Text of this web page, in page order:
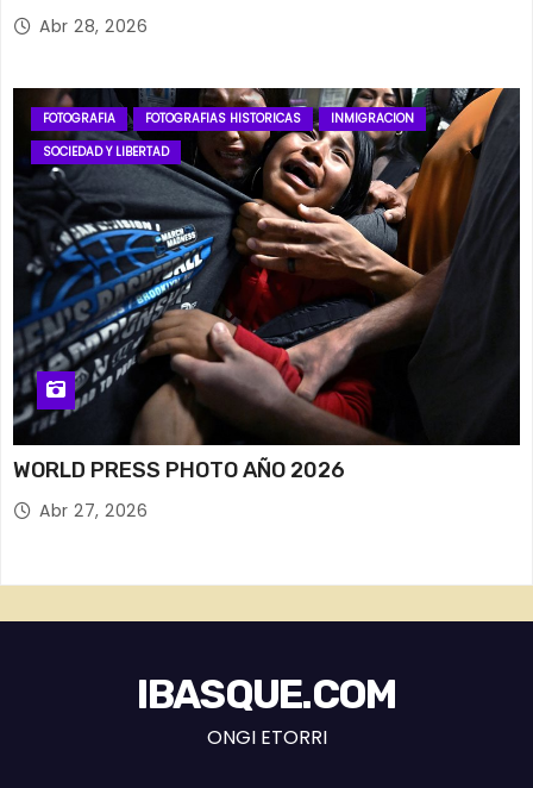
Abr 28, 2026
FOTOGRAFIA FOTOGRAFIAS HISTORICAS
INMIGRACION
SOCIEDAD Y LIBERTAD
WORLD PRESS PHOTO AÑO 2026
Abr 27, 2026
IBASQUE.COM
ONGI ETORRI